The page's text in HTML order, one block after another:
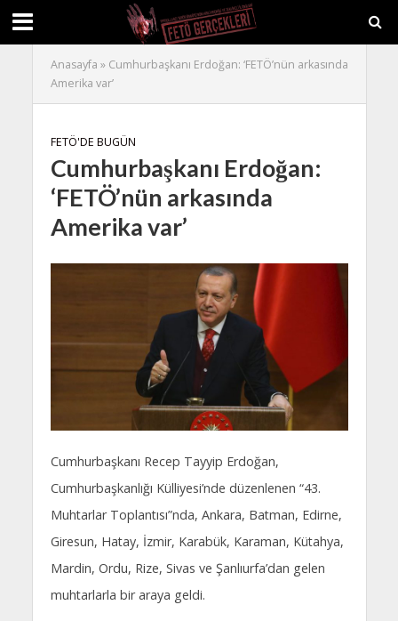
Anasayfa » Cumhurbaşkanı Erdoğan: ‘FETÖ’nün arkasında
Amerika var’
FETÖ'DE BUGÜN
Cumhurbaşkanı Erdoğan:
‘FETÖ’nün arkasında
Amerika var’
Cumhurbaşkanı Recep Tayyip Erdoğan,
Cumhurbaşkanlığı Külliyesi’nde düzenlenen “43.
Muhtarlar Toplantısı”nda, Ankara, Batman, Edirne,
Giresun, Hatay, İzmir, Karabük, Karaman, Kütahya,
Mardin, Ordu, Rize, Sivas ve Şanlıurfa’dan gelen
muhtarlarla bir araya geldi.